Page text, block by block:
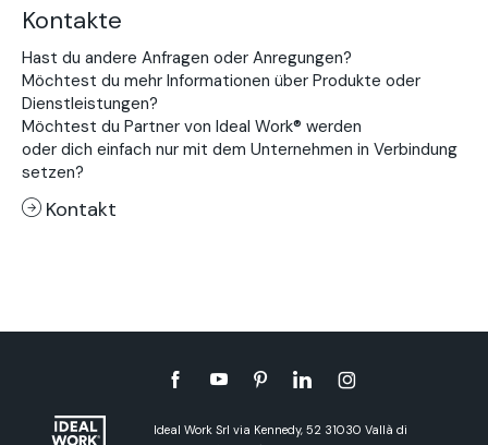
Kontakte
Hast du andere Anfragen oder Anregungen?
Möchtest du mehr Informationen über Produkte oder
Dienstleistungen?
Möchtest du Partner von Ideal Work® werden
oder dich einfach nur mit dem Unternehmen in Verbindung
setzen?
Kontakt
Ideal Work Srl via Kennedy, 52 31030 Vallà di